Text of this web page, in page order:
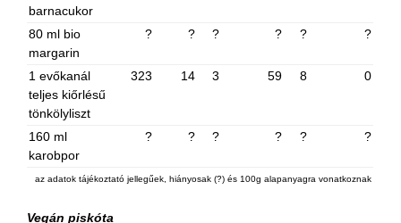
barnacukor
80 ml bio
margarin
? ? ? ? ? ?
1 evőkanál
teljes kiőrlésű
tönkölyliszt
323 14 3 59 8 0
160 ml
karobpor
? ? ? ? ? ?
az adatok tájékoztató jellegűek, hiányosak (?) és 100g alapanyagra vonatkoznak
Vegán piskóta